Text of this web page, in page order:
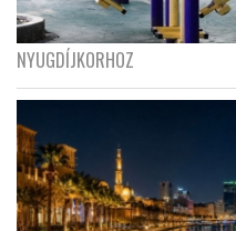
NYUGDÍJKORHOZ